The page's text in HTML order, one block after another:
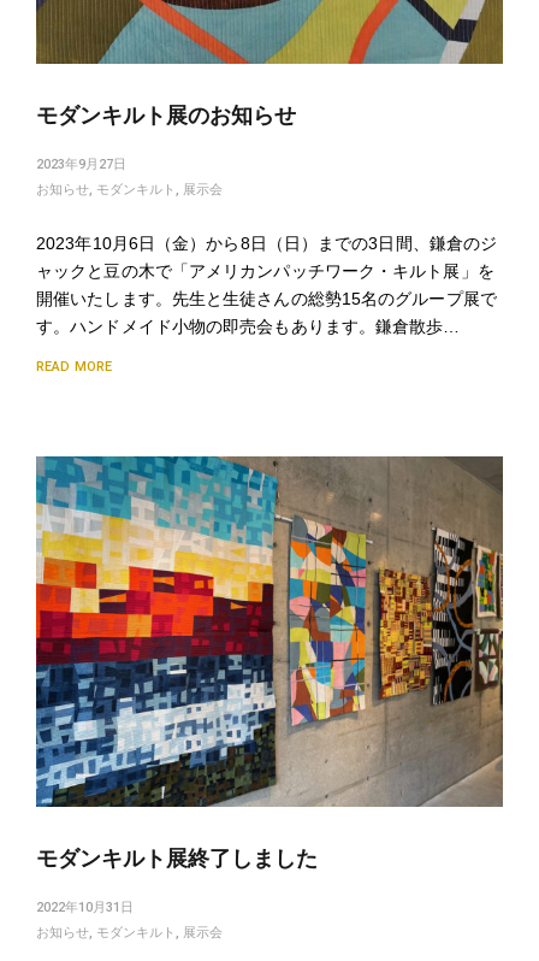
モダンキルト展のお知らせ
2023年9月27日
お知らせ, モダンキルト , 展示会
2023年10月6日（金）から8日（日）までの3日間、鎌倉のジ
ャックと豆の木で「アメリカンパッチワーク・キルト展」を
開催いたします。先生と生徒さんの総勢15名のグループ展で
す。ハンドメイド小物の即売会もあります。鎌倉散歩…
READ MORE
モダンキルト展終了しました
2022年10月31日
お知らせ モダンキルト 展示会